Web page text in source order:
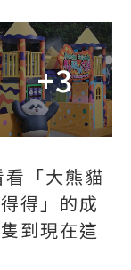
+3
「大熊貓
得」的成
到現在這